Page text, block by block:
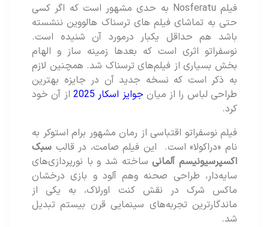
فیلم Nosferatu به حدی مشهور است که اگر کسی
حتی به تماشای فیلم های ترسناک هالووین ننشسته
باشد هم حداقل یکبار درمورد آن شنیده است.
نوسفراتو اثری است که بعدها زمینه ساز و الهام
بخش بسیاری از فیلم‌های ترسناک شد. همچنین لازم
به ذکر است که نسخه جدید آن در جایزه بهترین
طراحی لباس را از میان جوایز اسکار 2025
از آن خود
کرد.
فیلم نوسفراتو اقتباسی از رمان مشهور برام استوکر به
نام «دراکولا» است. این فیلم صامت، در قالب سبک
اکسپرسیونیسم آلمانیساخته شد و با نورپردازی‌های
سایه‌دار، طراحی صحنه‌ وهم‌ آلود و بازی درخشان
ماکس شرک در نقش کنت اورلاک، به یکی از
ماندگارترین تجربه‌های سینمایی قرن بیستم تبدیل
شد.